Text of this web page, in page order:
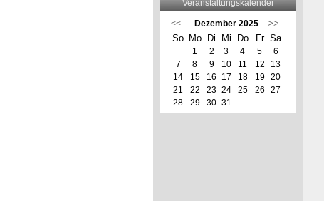
Veranstaltungskalender
<< Dezember 2025
>>
So Mo Di Mi Do Fr Sa
1 2 3 4 5
6
7
8 9 10 11 12
13
14
15 16 17 18 19
20
21
22 23 24 25 26
27
28
29 30 31